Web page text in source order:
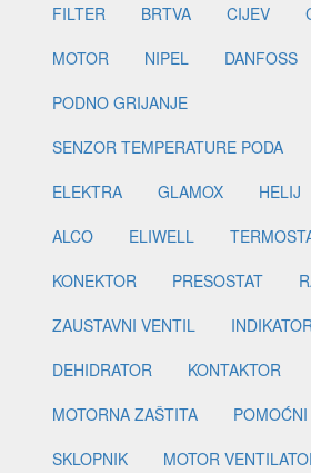
FILTER
BRTVA CIJEV
MOTOR
NIPEL
DANFOSS
PODNO GRIJANJE
SENZOR TEMPERATURE PODA
ELEKTRA
GLAMOX HELIJ
ALCO
ELIWELL
KONEKTOR
PRESOSTAT
ZAUSTAVNI VENTIL
INDIKATOR
DEHIDRATOR
KONTAKTOR
MOTORNA ZAŠTITA
SKLOPNIK
MOTOR